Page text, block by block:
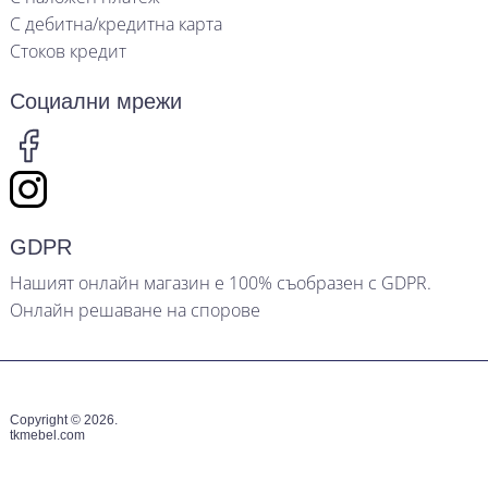
С дебитна/кредитна карта
Стоков кредит
Социални мрежи
GDPR
Нашият онлайн магазин е 100% съобразен с GDPR.
Онлайн решаване на спорове
Copyright © 2026.
tkmebel.com